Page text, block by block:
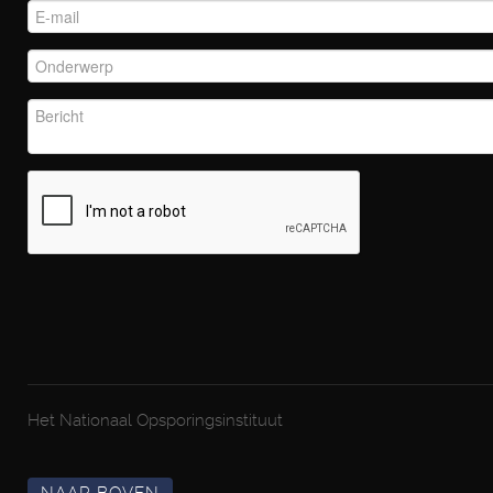
Het Nationaal Opsporingsinstituut